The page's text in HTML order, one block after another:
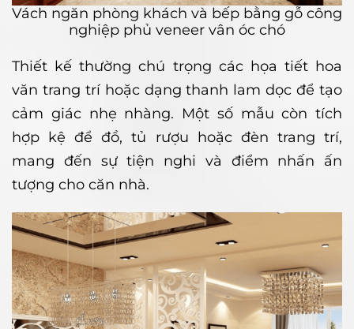
Vách ngăn phòng khách và bếp bằng gỗ công
nghiệp phủ veneer vân óc chó
Thiết kế thường chú trọng các họa tiết hoa
văn trang trí hoặc dạng thanh lam dọc để tạo
cảm giác nhẹ nhàng. Một số mẫu còn tích
hợp kệ để đồ, tủ rượu hoặc đèn trang trí,
mang đến sự tiện nghi và điểm nhấn ấn
tượng cho căn nhà.